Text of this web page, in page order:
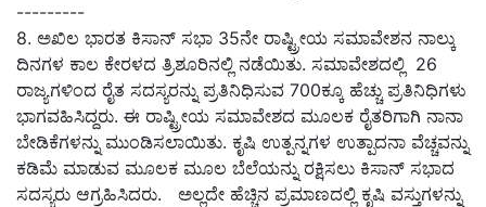
---------
8. ಅಖಿಲ ಭಾರತ ಕಿಸಾನ್ ಸಭಾ 35ನೇ ರಾಷ್ಟ್ರೀಯ ಸಮಾವೇಶನ ನಾಲ್ಕು
ದಿನಗಳ ಕಾಲ ಕೇರಳದ ತ್ರಿಶೂರಿನಲ್ಲಿ ನಡೆಯಿತು. ಸಮಾವೇಶದಲ್ಲಿ 26
ರಾಜ್ಯಗಳಿಂದ ರೈತ ಸದಸ್ಯರನ್ನು ಪ್ರತಿನಿಧಿಸುವ 700ಕ್ಕೂ ಹೆಚ್ಚು ಪ್ರತಿನಿಧಿಗಳು
ಭಾಗವಹಿಸಿದ್ದರು. ಈ ರಾಷ್ಟ್ರೀಯ ಸಮಾವೇಶದ ಮೂಲಕ ರೈತರಿಗಾಗಿ ನಾನಾ
ಬೇಡಿಕೆಗಳನ್ನು ಮುಂಡಿಸಲಾಯಿತು. ಕೃಷಿ ಉತ್ಪನ್ನಗಳ ಉತ್ಪಾದನಾ ವೆಚ್ಚವನ್ನು
ಕಡಿಮೆ ಮಾಡುವ ಮೂಲಕ ಮೂಲ ಬೆಲೆಯನ್ನು ರಕ್ಷಿಸಲು ಕಿಸಾನ್ ಸಭಾದ
ಸದಸ್ಯರು ಆಗ್ರಹಿಸಿದರು. ಅಲ್ಲದೇ ಹೆಚ್ಚಿನ ಪ್ರಮಾಣದಲ್ಲಿ ಕೃಷಿ ವಸ್ತುಗಳನ್ನು